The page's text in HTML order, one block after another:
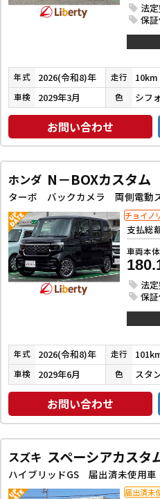
法
保
年式 2026(令和8)年 走行 10km
車検 2029年3月 色
お問い合わせ
ホンダ N－BOXカスタム
支払総
車両本
法
保
チョイノ
年式 2026(令和8)年 走行
車検 2029年6月 色
お問い合わせ
スズキ スペーシアカスタ
届出済未